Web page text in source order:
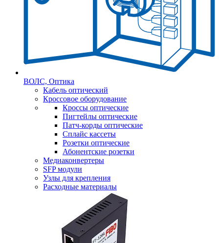
ВОЛС, Оптика
Кабель оптический
Кроссовое оборудование
Кроссы оптические
Пигтейлы оптические
Патч-корды оптические
Сплайс кассеты
Розетки оптические
Абонентские розетки
Медиаконвертеры
SFP модули
Узлы для крепления
Расходные материалы